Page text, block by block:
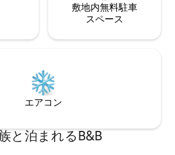
敷地内無料駐⁠車
ス⁠ペ⁠ー⁠ス
エアコン
と泊まれるB&B